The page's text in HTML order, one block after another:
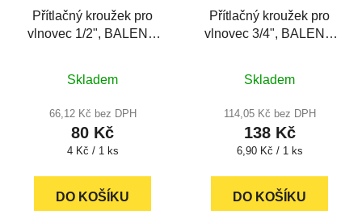
Přítlačný kroužek pro
vlnovec 1/2", BALENÍ -
hodnocení
produktu
je
5,0
z
5
Skladem
66,12 Kč bez DPH
80 Kč
Měrná
4 Kč / 1 ks
DO KOŠÍKU
Přítlačný kroužek pro
vlnovec 3/4", BALENÍ -
hodnocení
produktu
je
5,0
z
5
Skladem
114,05 Kč bez DPH
138 Kč
Měrná
6,90 Kč / 1 ks
DO KOŠÍKU